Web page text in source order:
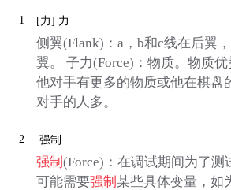
1 [力] 力
侧翼(Flank)：a，b和c线在后翼
翼。 子力(Force)：物质。物质
他对手有更多的物质或他在棋盘
对手的人多。
2 强制
强制 (Force)：在调试期间为了测
可能需要强制 某些具体变量，如